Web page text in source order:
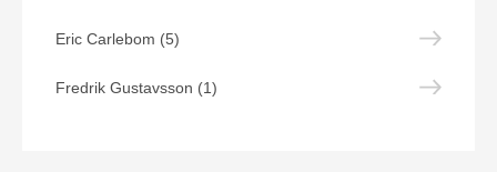
Eric Carlebom (5)
Fredrik Gustavsson (1)